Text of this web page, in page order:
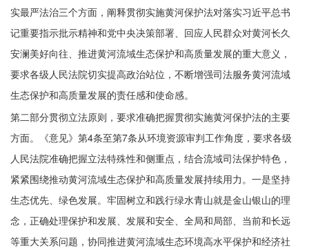
实最严法治三个方面，阐释贯彻实施黄河保护法对落实习近平总书
记重要指示批示精神和党中央决策部署、回应人民群众对黄河长久
安澜美好向往、推进黄河流域生态保护和高质量发展的重大意义，
要求各级人民法院切实提高政治站位，不断增强司法服务黄河流域
生态保护和高质量发展的责任感和使命感。
第二部分贯彻立法原则，要求准确把握贯彻实施黄河保护法的主要
方面。《意见》第4条至第7条从环境资源审判工作角度，要求各级
人民法院准确把握立法特殊性和侧重点，结合流域司法保护特色，
紧紧围绕推动黄河流域生态保护和高质量发展持续用力。一是坚持
生态优先、绿色发展。牢固树立和践行绿水青山就是金山银山的理
念，正确处理保护和发展、发展和安全、全局和局部、当前和长远
等重大关系问题，协同推进黄河流域生态环境高水平保护和经济社